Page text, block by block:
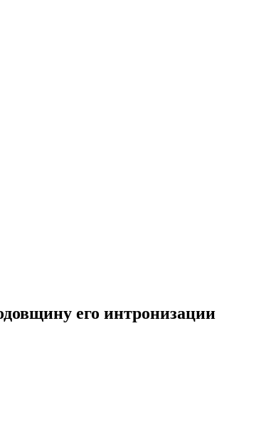
его интронизации